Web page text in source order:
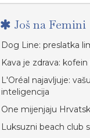
Još na Femini
Dog Line: preslatka
Kava je zdrava:
L'Oréal najavljuje:
inteligencija
One mijenjaju
Luksuzni beach club